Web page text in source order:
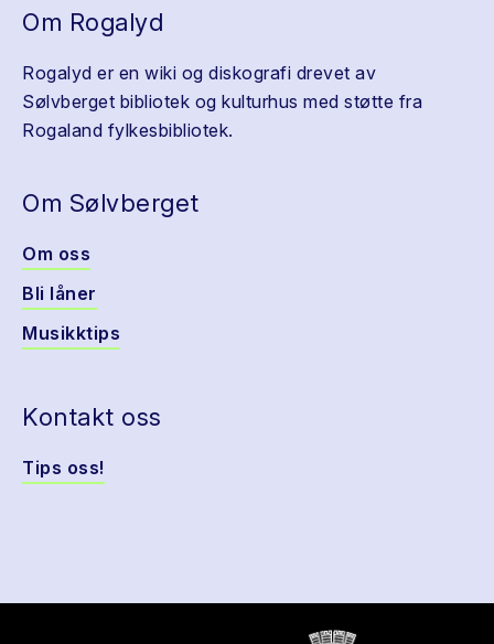
Om Rogalyd
Rogalyd er en wiki og diskografi drevet av
Sølvberget bibliotek og kulturhus med støtte fra
Rogaland fylkesbibliotek.
Om Sølvberget
Om oss
Bli låner
Musikktips
Kontakt oss
Tips oss!